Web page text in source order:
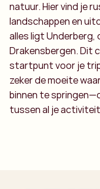
natuur. Hier vind je
landschappen en
alles ligt
Drakensbergen. Dit
startpunt voor je
zeker de moeite
binnen te
tussen al je